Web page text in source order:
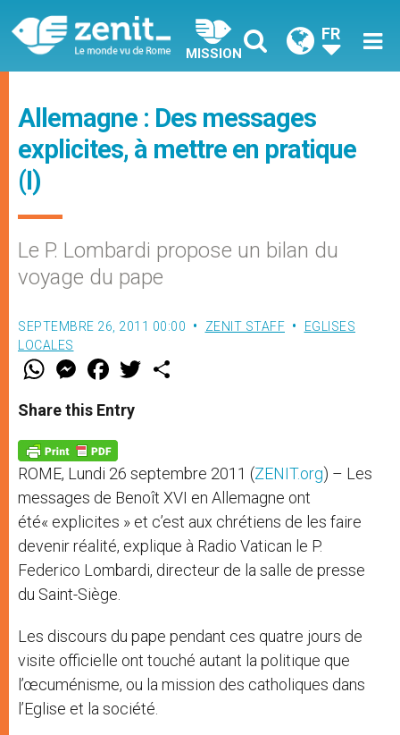
MISSION
FR
Allemagne : Des messages
explicites, à mettre en pratique
(I)
Le P. Lombardi propose un bilan du
voyage du pape
SEPTEMBRE 26, 2011 00:00 ZENIT STAFF
EGLISES
LOCALES
W
t
s
p
p
M
e
s
e
g
e
r
F
a
e
b
o
k
w
Share this Entry
ROME, Lundi 26 septembre 2011 (ZENIT.org) – Les
messages de Benoît XVI en Allemagne ont
été« explicites » et c’est aux chrétiens de les faire
devenir réalité, explique à Radio Vatican le P.
Federico Lombardi, directeur de la salle de presse
du Saint-Siège.
Les discours du pape pendant ces quatre jours de
visite officielle ont touché autant la politique que
l’œcuménisme, ou la mission des catholiques dans
l’Eglise et la société.